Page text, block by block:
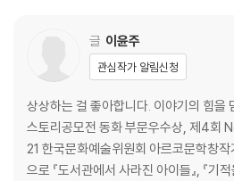
글 이윤주
관심작가 알림신청
상상하는 걸 좋아합니다. 이야기의 힘을
스토리공모전 동화 부문우수상, 제4회
21 한국문화예술위원회 아르코문학창
으로 『도서관에서 사라진 아이들』, 『기